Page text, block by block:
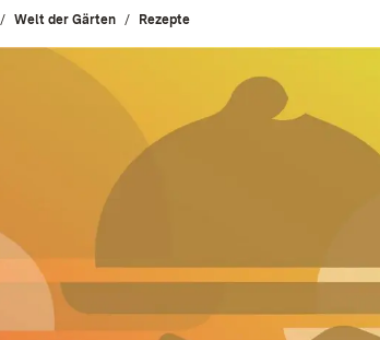
Welt der Gärten Rezepte